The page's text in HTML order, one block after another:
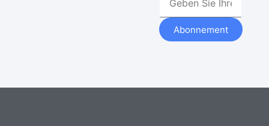
Abonnement